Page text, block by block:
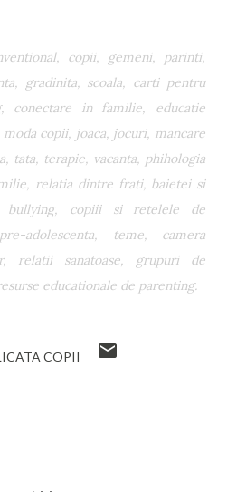
copii, gemeni, parinti,
gradinita, scoala, carti pentru
conectare in familie, educatie
copii, joaca, jocuri, mancare
tata, terapie, vacanta, phihologia
relatia dintre frati, baietei si
bullying, copiii si retelele de
adolescenta, teme, camera
relatii sanatoase, grupuri de
educationale de parenting.
COPII